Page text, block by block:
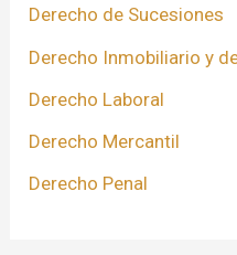
Derecho de Sucesiones
Derecho Inmobiliario y
Derecho Laboral
Derecho Mercantil
Derecho Penal